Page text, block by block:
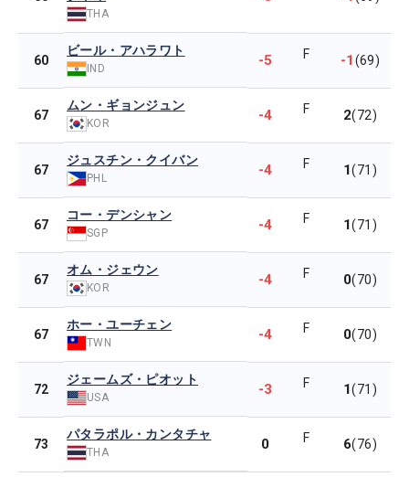
THA
60
ビール・アハラワト
IND -5 F -1(69)
67
ムン・ギョンジュン
KOR -4 F 2(72)
67
ジュスチン・クイバン
PHL -4 F 1(71)
67
コー・デンシャン
SGP -4 F 1(71)
67
オム・ジェウン
KOR -4 F 0(70)
67
ホー・ユーチェン
TWN -4 F 0(70)
72
ジェームズ・ピオット
USA -3 F 1(71)
73
パタラポル・カンタチャ
THA 0 F 6(76)